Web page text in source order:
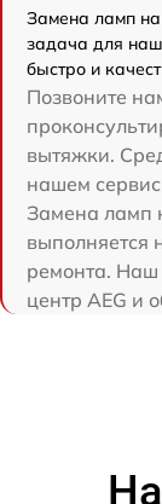
Замена ламп
задача для
быстро и
Позвоните
вытяжки.
нашем
Замена ламп
выполняется
ремонта. Наш
центр AEG и